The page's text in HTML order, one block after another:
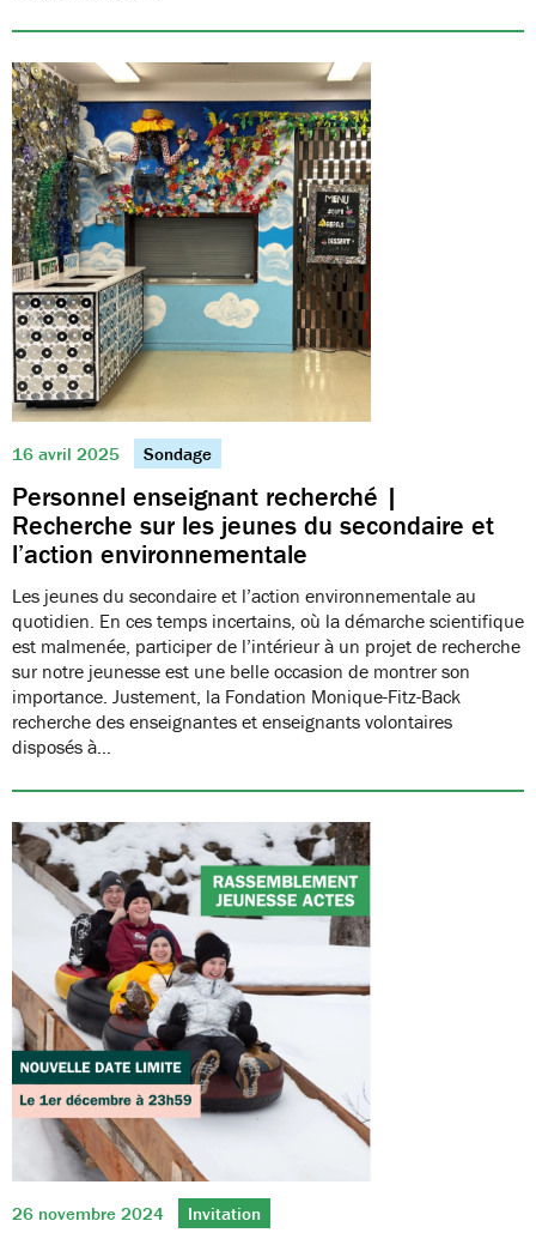
16 avril 2025 Sondage
Personnel enseignant recherché |
Recherche sur les jeunes du secondaire et
l’action environnementale
Les jeunes du secondaire et l’action environnementale au
quotidien. En ces temps incertains, où la démarche scientifique
est malmenée, participer de l’intérieur à un projet de recherche
sur notre jeunesse est une belle occasion de montrer son
importance. Justement, la Fondation Monique-Fitz-Back
recherche des enseignantes et enseignants volontaires
disposés à…
26 novembre 2024 Invitation